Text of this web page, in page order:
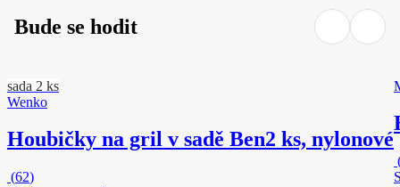
Bude se hodit
sada 2 ks
Wenko
Houbičky na gril v sadě Ben2 ks, nylonové
(62)